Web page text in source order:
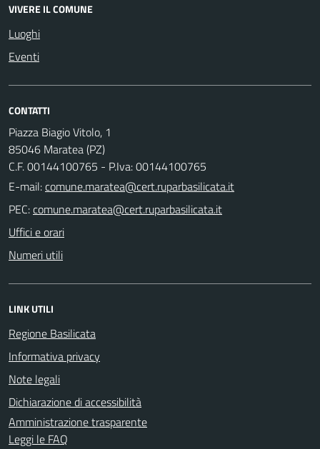
VIVERE IL COMUNE
Luoghi
Eventi
CONTATTI
Piazza Biagio Vitolo, 1
85046 Maratea (PZ)
C.F. 00144100765 - P.Iva: 00144100765
E-mail:
PEC:
Uffici e orari
Numeri utili
LINK UTILI
Regione Basilicata
Informativa privacy
Note legali
Dichiarazione di accessibilità
Amministrazione trasparente
Leggi le FAQ